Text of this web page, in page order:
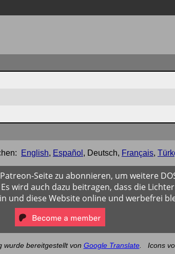
English, Español , Deutsch, Français,
Seite zu abonnieren, um weitere
wird auch dazu beitragen, dass die
und diese Website online und werbefrei
wurde bereitgestellt von Google Translate. Icons